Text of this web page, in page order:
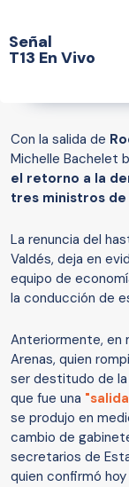
Señal
T13 En Vivo
Con la salida de
Michelle Bachelet
el retorno a la
tres ministros de
La renuncia del
Valdés, deja en
equipo de
la conducción de
Anteriormente, en
Arenas, quien
ser destitudo de
que fue una
se produjo en
cambio de
secretarios de
quien confirmó hoy